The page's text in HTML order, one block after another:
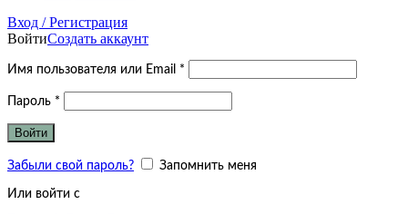
Вход / Регистрация
ВойтиСоздать аккаунт
Имя пользователя или Email *
Пароль *
Войти
Забыли свой пароль? Запомнить меня
Или войти с